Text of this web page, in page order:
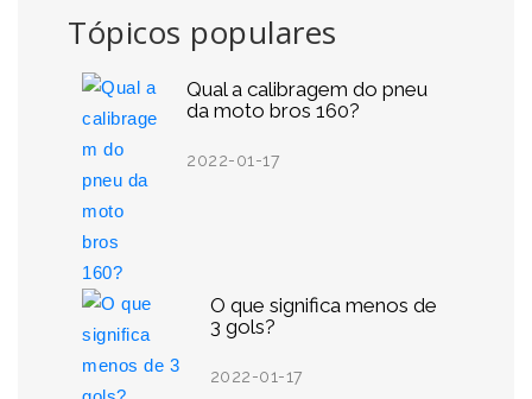
Tópicos populares
Qual a calibragem do pneu
da moto bros 160?
2022-01-17
O que significa menos de
3 gols?
2022-01-17